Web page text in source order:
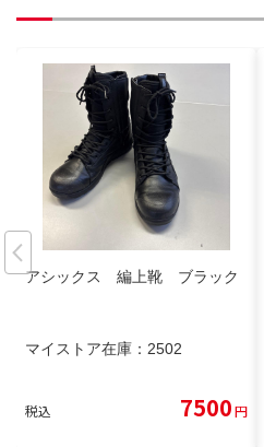
アシックス 編上靴 ブラック
マイストア在庫： 2502
税込 7500円